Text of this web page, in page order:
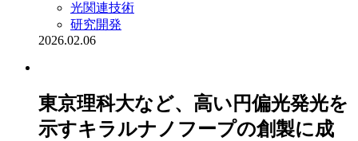
光関連技術
研究開発
2026.02.06
東京理科大など、高い円偏光発光を
示すキラルナノフープの創製に成